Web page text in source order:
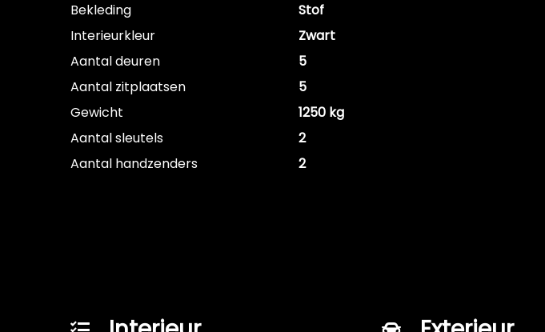
Bekleding
Stof
Interieurkleur
Zwart
Aantal deuren
5
Aantal zitplaatsen
5
Gewicht
1250 kg
Aantal sleutels
2
Aantal handzenders
2